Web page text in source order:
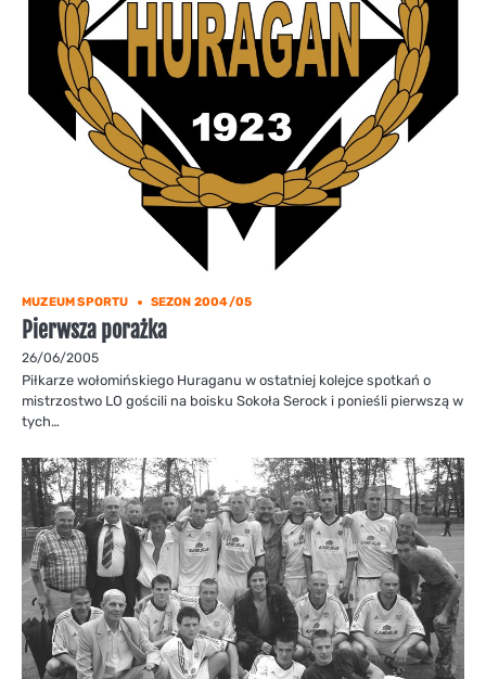
MUZEUM SPORTU SEZON 2004/05
Pierwsza porażka
26/06/2005
Piłkarze wołomińskiego Huraganu w ostatniej kolejce spotkań o
mistrzostwo LO gościli na boisku Sokoła Serock i ponieśli pierwszą w
tych…